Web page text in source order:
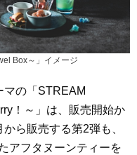
Box～」イメージ
マの「STREAM
！～」は、販売開始か
ら販売する第2弾も、
アフタヌーンティーを